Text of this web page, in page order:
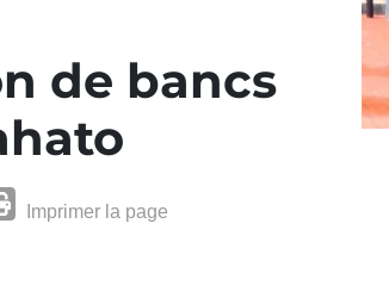
de bancs
Imprimer la page